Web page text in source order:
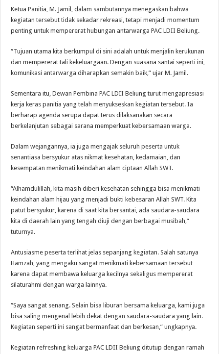
Ketua Panitia, M. Jamil, dalam sambutannya menegaskan bahwa
kegiatan tersebut tidak sekadar rekreasi, tetapi menjadi momentum
penting untuk mempererat hubungan antarwarga PAC LDII Beliung.
“Tujuan utama kita berkumpul di sini adalah untuk menjalin kerukunan
dan mempererat tali kekeluargaan. Dengan suasana santai seperti ini,
komunikasi antarwarga diharapkan semakin baik,” ujar M. Jamil.
Sementara itu, Dewan Pembina PAC LDII Beliung turut mengapresiasi
kerja keras panitia yang telah menyukseskan kegiatan tersebut. Ia
berharap agenda serupa dapat terus dilaksanakan secara
berkelanjutan sebagai sarana memperkuat kebersamaan warga.
Dalam wejangannya, ia juga mengajak seluruh peserta untuk
senantiasa bersyukur atas nikmat kesehatan, kedamaian, dan
kesempatan menikmati keindahan alam ciptaan Allah SWT.
“Alhamdulillah, kita masih diberi kesehatan sehingga bisa menikmati
keindahan alam hijau yang menjadi bukti kebesaran Allah SWT. Kita
patut bersyukur, karena di saat kita bersantai, ada saudara-saudara
kita di daerah lain yang tengah diuji dengan berbagai musibah,”
tuturnya.
Antusiasme peserta terlihat jelas sepanjang kegiatan. Salah satunya
Hamzah, yang mengaku sangat menikmati kebersamaan tersebut
karena dapat membawa keluarga kecilnya sekaligus mempererat
silaturahmi dengan warga lainnya.
“Saya sangat senang. Selain bisa liburan bersama keluarga, kami juga
bisa saling mengenal lebih dekat dengan saudara-saudara yang lain.
Kegiatan seperti ini sangat bermanfaat dan berkesan,” ungkapnya.
Kegiatan refreshing keluarga PAC LDII Beliung ditutup dengan ramah